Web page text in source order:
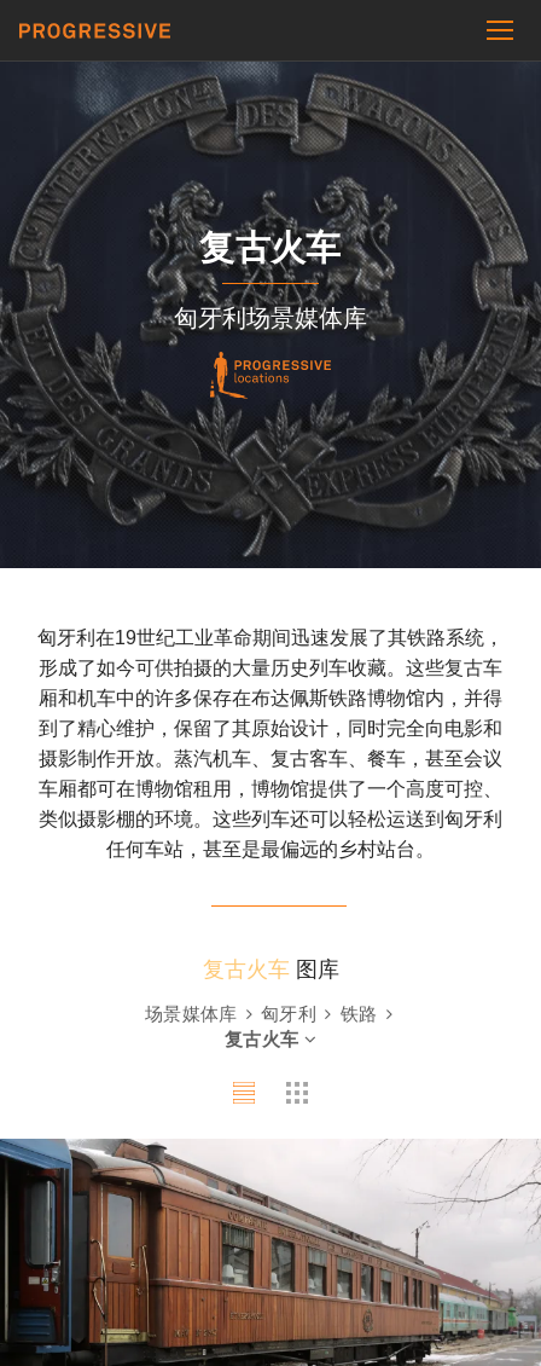
复古火车
匈牙利场景媒体库
匈牙利在19世纪工业革命期间迅速发展了其铁路系统，
形成了如今可供拍摄的大量历史列车收藏。这些复古车
厢和机车中的许多保存在布达佩斯铁路博物馆内，并得
到了精心维护，保留了其原始设计，同时完全向电影和
摄影制作开放。蒸汽机车、复古客车、餐车，甚至会议
车厢都可在博物馆租用，博物馆提供了一个高度可控、
类似摄影棚的环境。这些列车还可以轻松运送到匈牙利
任何车站，甚至是最偏远的乡村站台。
复古火车图库
场景媒体库 匈牙利
铁路
复古火车